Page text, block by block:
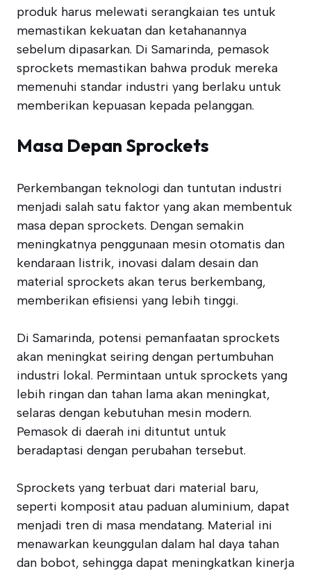
produk harus melewati serangkaian tes untuk
memastikan kekuatan dan ketahanannya
sebelum dipasarkan. Di Samarinda, pemasok
sprockets memastikan bahwa produk mereka
memenuhi standar industri yang berlaku untuk
memberikan kepuasan kepada pelanggan.
Masa Depan Sprockets
Perkembangan teknologi dan tuntutan industri
menjadi salah satu faktor yang akan membentuk
masa depan sprockets. Dengan semakin
meningkatnya penggunaan mesin otomatis dan
kendaraan listrik, inovasi dalam desain dan
material sprockets akan terus berkembang,
memberikan efisiensi yang lebih tinggi.
Di Samarinda, potensi pemanfaatan sprockets
akan meningkat seiring dengan pertumbuhan
industri lokal. Permintaan untuk sprockets yang
lebih ringan dan tahan lama akan meningkat,
selaras dengan kebutuhan mesin modern.
Pemasok di daerah ini dituntut untuk
beradaptasi dengan perubahan tersebut.
Sprockets yang terbuat dari material baru,
seperti komposit atau paduan aluminium, dapat
menjadi tren di masa mendatang. Material ini
menawarkan keunggulan dalam hal daya tahan
dan bobot, sehingga dapat meningkatkan kinerja